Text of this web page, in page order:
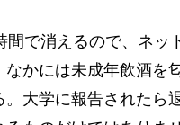
で消えるので、ネッ
なかには未成年飲酒を
。大学に報告されたら